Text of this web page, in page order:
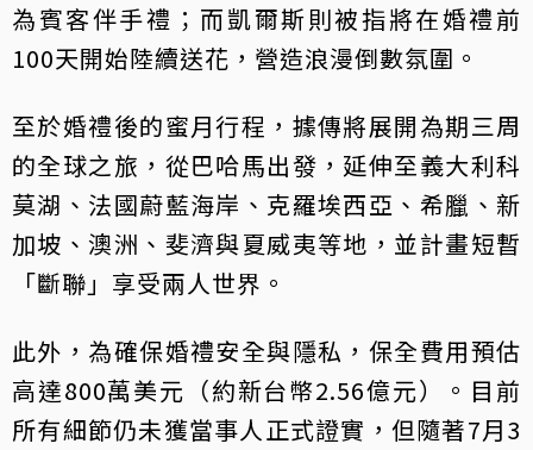
為賓客伴手禮；而凱爾斯則被指將在婚禮前
100天開始陸續送花，營造浪漫倒數氛圍。
至於婚禮後的蜜月行程，據傳將展開為期三周
的全球之旅，從巴哈馬出發，延伸至義大利科
莫湖、法國蔚藍海岸、克羅埃西亞、希臘、新
加坡、澳洲、斐濟與夏威夷等地，並計畫短暫
「斷聯」享受兩人世界。
此外，為確保婚禮安全與隱私，保全費用預估
高達800萬美元（約新台幣2.56億元）。目前
所有細節仍未獲當事人正式證實，但隨著7月3